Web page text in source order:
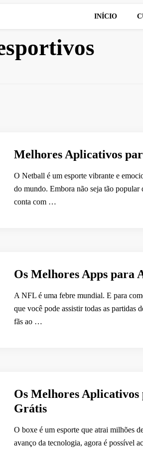
INÍCIO
Melhores Aplicativos
O Netball é um esporte vibrante e
do mundo. Embora não seja tão
conta com …
Os Melhores Apps para
A NFL é uma febre mundial. E para
que você pode assistir todas as partidas
fãs ao …
Os Melhores Aplicativos
Grátis
O boxe é um esporte que atrai milhões
avanço da tecnologia, agora é possível